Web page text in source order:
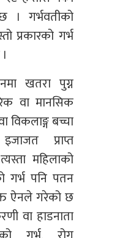
। गर्भवतीको
प्रकारको गर्भ
खतरा पुग्न
वा मानसिक
विकलाङ्ग बच्चा
प्राप्त
महिलाको
गर्भ पनि पतन
ऐनले गरेको छ
वा हाडनाता